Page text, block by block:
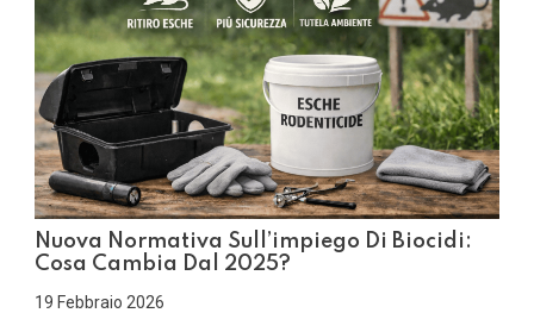
Nuova Normativa Sull’impiego Di Biocidi:
Cosa Cambia Dal 2025?
19 Febbraio 2026